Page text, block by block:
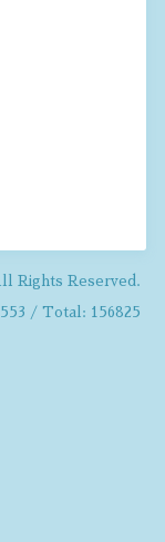
Rights Reserved.
553 / Total: 156825